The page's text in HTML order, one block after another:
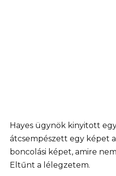
Hayes ügynök kinyitott
átcsempészett egy képet
boncolási képet, amire
Eltűnt a lélegzetem.